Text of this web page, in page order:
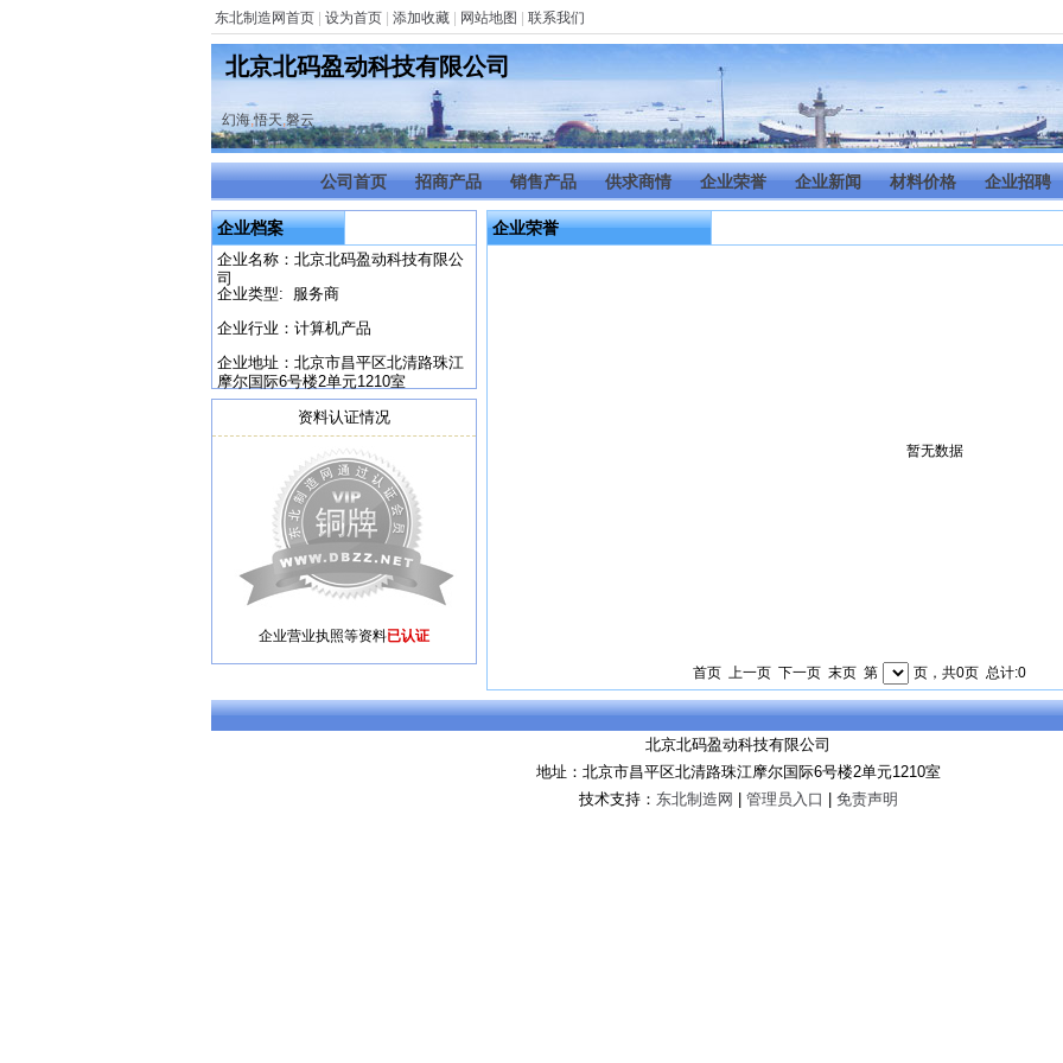
东北制造网首页 设为首页 添加收藏 网站地图 联系我们
北京北码盈动科技有限公司
幻海,悟天,磐云
公司首页 招商产品 销售产品 供求商情 企业荣誉 企业新闻 材料价格 企业招聘
企业档案
企业名称：北京北码盈动科技有限公
司
企业类型: 服务商
企业行业：计算机产品
企业地址：北京市昌平区北清路珠江
摩尔国际6号楼2单元1210室
资料认证情况
企业营业执照等资料已认证
企业荣誉
暂无数据
首页 上一页 下一页 末页 第 页，共0页 总计:0
北京北码盈动科技有限公司
地址：北京市昌平区北清路珠江摩尔国际6号楼2单元1210室
技术支持： 东北制造网 管理员入口 免责声明